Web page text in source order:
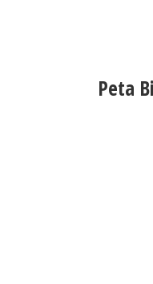
Peta